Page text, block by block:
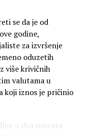
se da je od
godine,
za izvršenje
oduzetih
više krivičnih
valutama u
koji iznos je pričinio
u dva navrata